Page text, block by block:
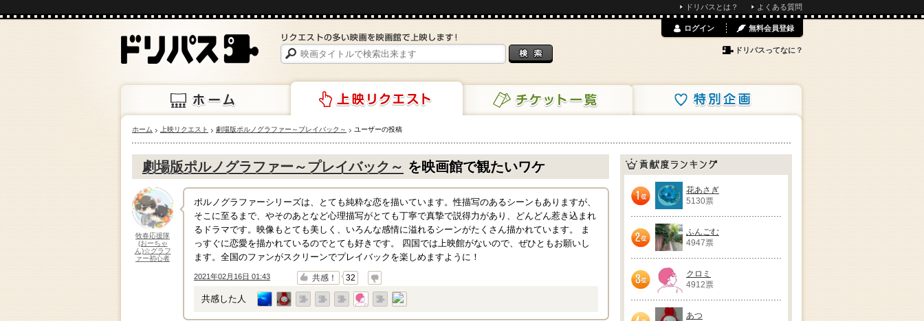
ドリパスとは？ よくある質問
ホーム 上映リクエスト チケット一覧 特別企画
ログイン 無料会員登録
ドリパスってなに？
ホーム 上映リクエスト 劇場版ポルノグラファー～プレイバック～ ユーザーの投稿
劇場版ポルノグラファー～プレイバック～ を映画館で観たいワケ
牧春応援隊
(おーちゃ
ん)☆グラフ
ァー初心者
ポルノグラファーシリーズは、とても純粋な恋を描いています。性描写のあるシーンもありますが、
そこに至るまで、やそのあとなど心理描写がとても丁寧で真摯で説得力があり、どんどん惹き込まれ
るドラマです。映像もとても美しく、いろんな感情に溢れるシーンがたくさん描かれています。 ま
っすぐに恋愛を描かれているのでとても好きです。 四国では上映館がないので、ぜひともお願いし
ます。全国のファンがスクリーンでプレイバックを楽しめますように！
2021年02月16日 01:43
↑ 共感！ 32
↓
共感した人
貢献度ランキング
1位
花あさぎ
5130票
2位
ふんごむ
4947票
3位
クロミ
4912票
あつ